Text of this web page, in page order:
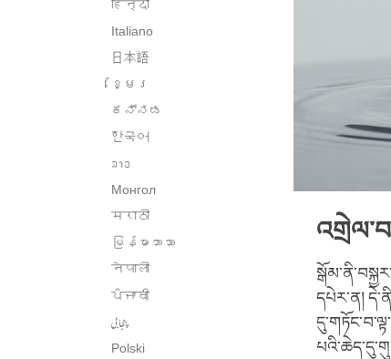
हिन्दी
Italiano
日本語
ខ្មែរ
ಕನ್ನಡ
한국어
ລາວ
Монгол
मराठी
မြန်မာဘာသာ
नेपाली
ਪੰਜਾਬੀ
پنجابی
Polski
དཔེར་ན།